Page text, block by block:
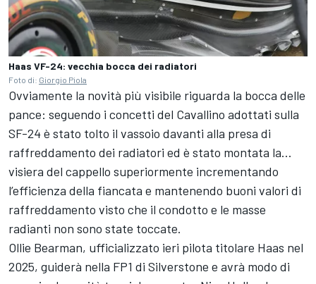
Haas VF-24: vecchia bocca dei radiatori
Foto di: Giorgio Piola
Ovviamente la novità più visibile riguarda la bocca delle
pance: seguendo i concetti del Cavallino adottati sulla
SF-24 è stato tolto il vassoio davanti alla presa di
raffreddamento dei radiatori ed è stato montata la…
visiera del cappello superiormente incrementando
l’efficienza della fiancata e mantenendo buoni valori di
raffreddamento visto che il condotto e le masse
radianti non sono state toccate.
Ollie Bearman, ufficializzato ieri pilota titolare Haas nel
2025, guiderà nella FP1 di Silverstone e avrà modo di